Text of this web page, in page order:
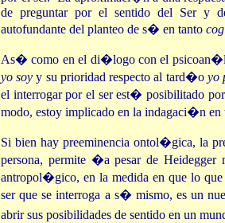
de preguntar por el sentido del Ser y
autofundante del planteo de s� en tanto
As� como en el di�logo con el
yo soy y su prioridad respecto al tard�o yo
el interrogar por el ser est� posibilitado
modo, estoy implicado en la indagaci�n en
Si bien hay preeminencia ontol�gica, la
persona, permite �a pesar de
antropol�gico, en la medida en que lo
ser que se interroga a s� mismo, es un
abrir sus posibilidades de sentido en un